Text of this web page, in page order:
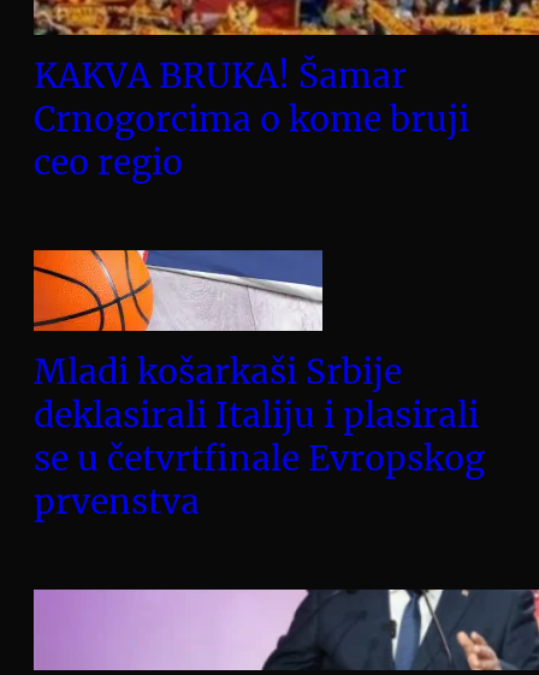
KAKVA BRUKA! Šamar
Crnogorcima o kome bruji
ceo regio
Mladi košarkaši Srbije
deklasirali Italiju i plasirali
se u četvrtfinale Evropskog
prvenstva